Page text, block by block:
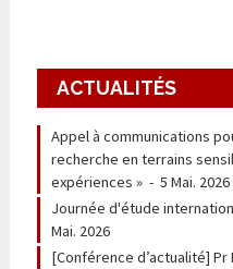
ACTUALITÉS
Appel à communications
recherche en terrains
expériences »- 5 Mai. 2026
Journée d'étude
Mai. 2026
[Conférence d’actualité] Pr